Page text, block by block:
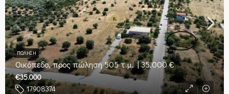
Οικόπεδο, προς πώληση 505 τ.μ. | 35.000 €
17908374
€35.000
ΠΏΛΗΣΗ